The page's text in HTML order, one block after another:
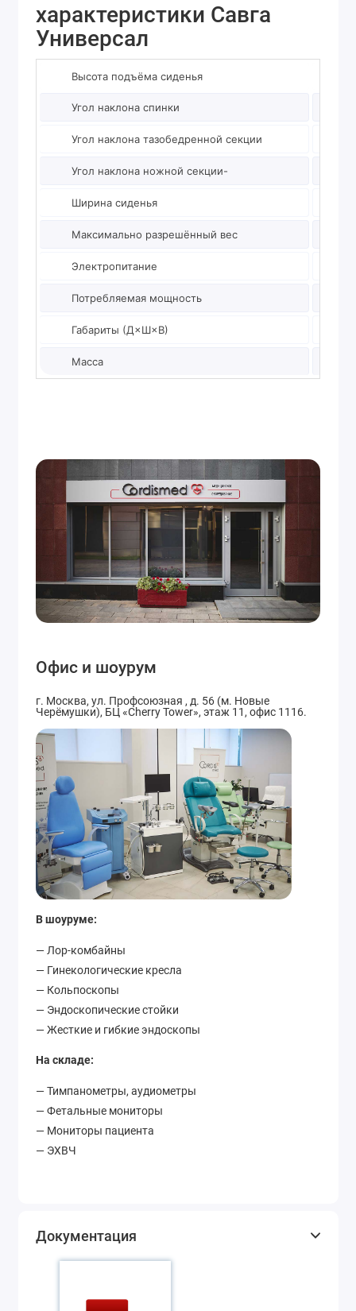
характеристики Савга
Универсал
Высота подъёма сиденья
Угол наклона спинки
Угол наклона тазобедренной секции
Угол наклона ножной секции-
Ширина сиденья
Максимально разрешённый вес
Электропитание
Потребляемая мощность
Габариты (Д×Ш×В)
Масса
Офис и шоурум
г. Москва, ул. Профсоюзная , д. 56 (м. Новые
Черёмушки), БЦ «Cherry Tower», этаж 11, офис 1116.
В шоуруме:
— Лор-комбайны
— Гинекологические кресла
— Кольпоскопы
— Эндоскопические стойки
— Жесткие и гибкие эндоскопы
На складе:
— Тимпанометры, аудиометры
— Фетальные мониторы
— Мониторы пациента
— ЭХВЧ
Документация